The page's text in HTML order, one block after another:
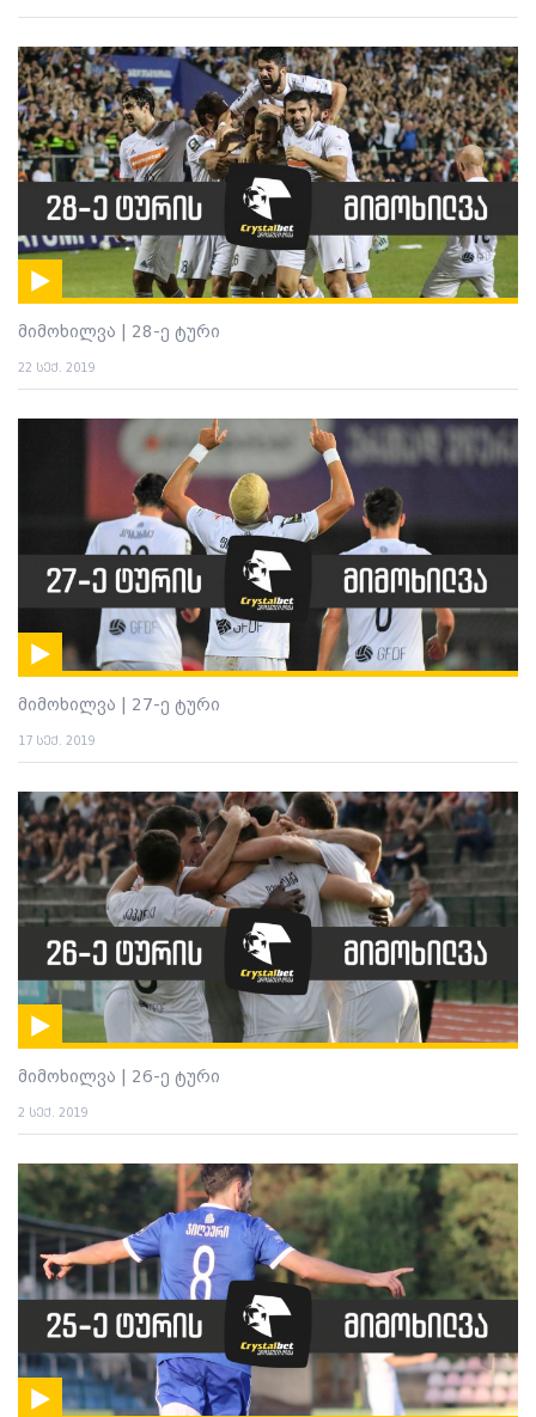
მიმოხილვა | 28-ე ტური
22 სექ. 2019
მიმოხილვა | 27-ე ტური
17 სექ. 2019
მიმოხილვა | 26-ე ტური
2 სექ. 2019